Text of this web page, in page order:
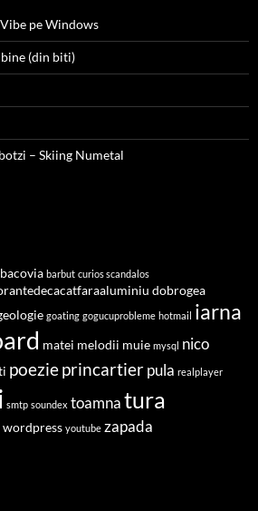
pe Windows
(din biti)
– Skiing Numetal
bacovia barbut curios scandalos
dobrogea
goating gogucuprobleme hotmail iarna
matei melodii muie mysql nico
poezieprincartierpula realplayer
smtp soundex toamnatura
wordpress youtube zapada